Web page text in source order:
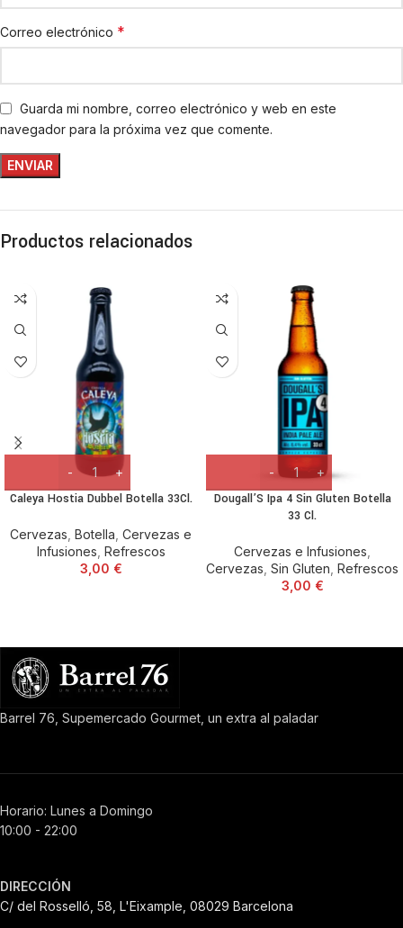
Correo electrónico *
Guarda mi nombre, correo electrónico y web en este
navegador para la próxima vez que comente.
Productos relacionados
Caleya Hostia Dubbel Botella 33Cl.
Cervezas Botella Cervezas e
Infusiones Refrescos
3,00 €
Dougall’S Ipa 4 Sin Gluten Botella
33 Cl.
Cervezas e Infusiones
Cervezas Sin Gluten Refrescos
3,00 €
Barrel 76, Supemercado Gourmet, un extra al paladar
Horario: Lunes a Domingo
10:00 - 22:00
DIRECCIÓN
C/ del Rosselló, 58, L'Eixample, 08029 Barcelona